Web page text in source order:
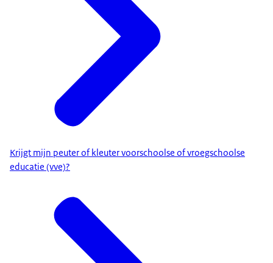
Krijgt mijn peuter of kleuter voorschoolse of vroegschoolse
educatie (vve)?